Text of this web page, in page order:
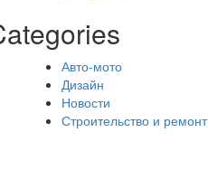
Авто-мото
Дизайн
Новости
Строительство и ремонт